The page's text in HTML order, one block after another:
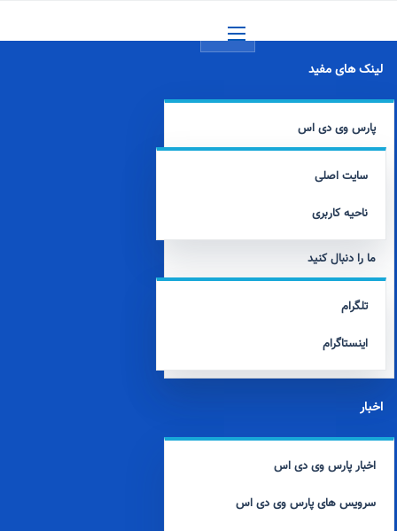
لینک های مفید
پارس وی دی اس
سایت اصلی
ناحیه کاربری
ما را دنبال کنید
تلگرام
اینستاگرام
اخبار
اخبار پارس وی دی اس
سرویس های پارس وی دی اس